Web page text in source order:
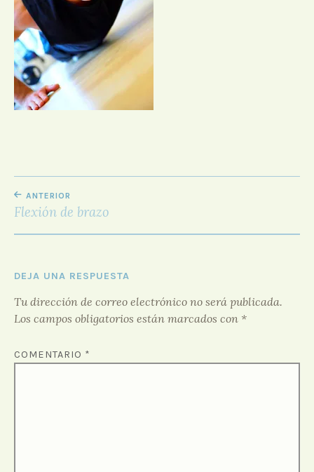
F
O
O
NAVEGACIÓN
DE
ENTRADAS
ANTERIOR
Flexión de brazo
DEJA UNA RESPUESTA
Tu dirección de correo electrónico no será publicada.
Los campos obligatorios están marcados con *
COMENTARIO *